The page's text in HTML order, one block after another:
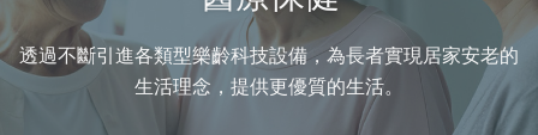
透過不斷引進各類型樂齡科技設備，為長者實現居家安老的
生活理念，提供更優質的生活。